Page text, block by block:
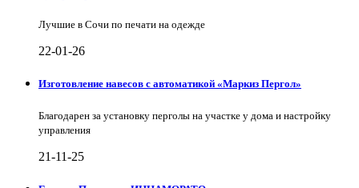
Лучшие в Сочи по печати на одежде
22-01-26
Изготовление навесов с автоматикой «Маркиз Пергол»
Благодарен за установку перголы на участке у дома и настройку
управления
21-11-25